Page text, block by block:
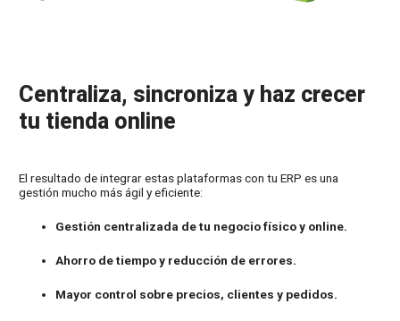
Centraliza, sincroniza y haz crecer
tu tienda online
El resultado de integrar estas plataformas con tu ERP es una
gestión mucho más ágil y eficiente:
Gestión centralizada de tu negocio físico y online.
Ahorro de tiempo y reducción de errores.
Mayor control sobre precios, clientes y pedidos.